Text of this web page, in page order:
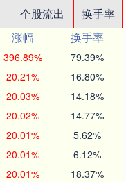
个股流出
换手率
涨幅
换手率
396.89% 79.39%
20.21% 16.80%
20.03% 14.18%
20.02% 14.77%
20.01% 5.62%
20.01% 6.12%
20.01% 18.37%